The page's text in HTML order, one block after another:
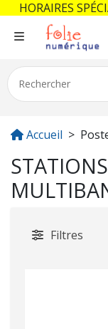
Accueil
Filtres
HORAIRES